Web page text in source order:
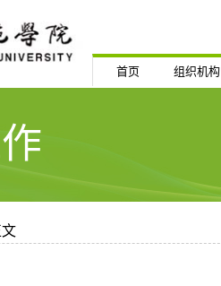
首页 组织机构
文